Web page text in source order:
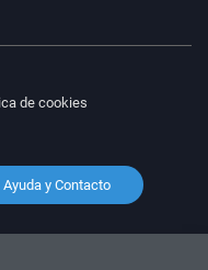
de cookies
Ayuda y Contacto